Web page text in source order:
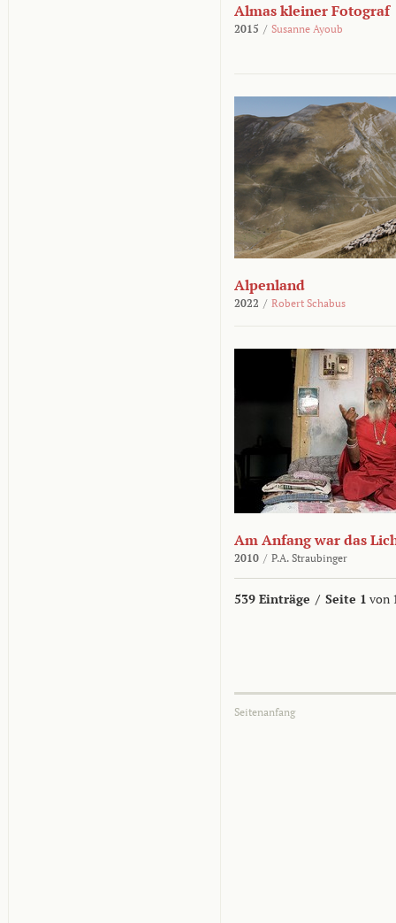
Almas kleiner Fotograf
2015 / Susanne Ayoub
Alpenland
2022 / Robert Schabus
Am Anfang war das
2010 / P.A. Straubinger
539 Einträge / Seite 1 von
Seitenanfang